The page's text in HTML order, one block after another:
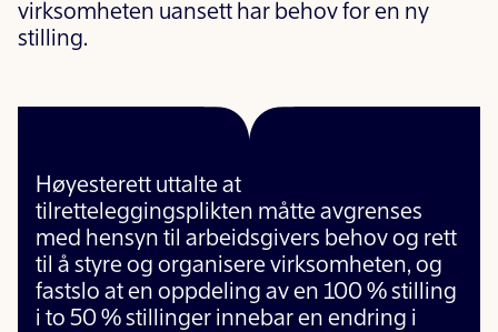
virksomheten uansett har behov for en ny
stilling.
Høyesterett uttalte at
tilretteleggingsplikten måtte avgrenses
med hensyn til arbeidsgivers behov og rett
til å styre og organisere virksomheten, og
fastslo at en oppdeling av en 100 % stilling
i to 50 % stillinger innebar en endring i